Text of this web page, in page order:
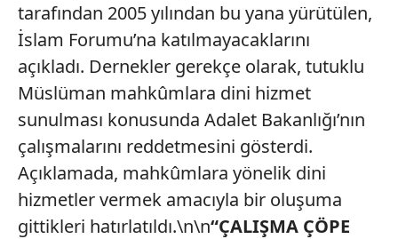
tarafından 2005 yılından bu yana yürütülen,
İslam Forumu’na katılmayacaklarını
açıkladı. Dernekler gerekçe olarak, tutuklu
Müslüman mahkûmlara dini hizmet
sunulması konusunda Adalet Bakanlığı’nın
çalışmalarını reddetmesini gösterdi.
Açıklamada, mahkûmlara yönelik dini
hizmetler vermek amacıyla bir oluşuma
gittikleri hatırlatıldı.\n\n“ÇALIŞMA ÇÖPE